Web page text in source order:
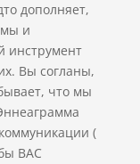
дополняет,
и
инструмент
Вы согланы,
что мы
(
ВАС